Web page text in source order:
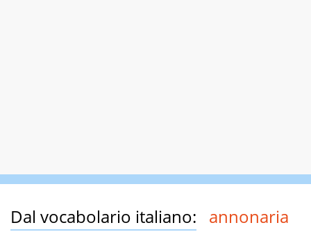
Dal vocabolario italiano: annonaria